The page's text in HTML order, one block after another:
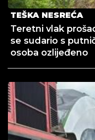
TEŠKA NESREĆA
Teretni vlak
se sudario s
osoba ozlijeđeno